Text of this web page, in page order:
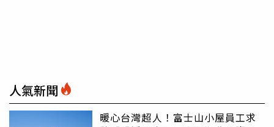
人氣新聞
暖心台灣超人！富士山小屋員工求